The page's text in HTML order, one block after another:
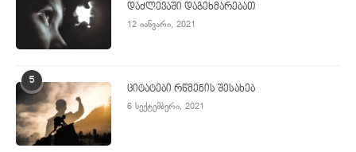
დაძლევაში დაგეხმარებათ
12 იანვარი, 2021
5
ციტატები რწმენის შესახებ
6 სექტემბერი, 2021